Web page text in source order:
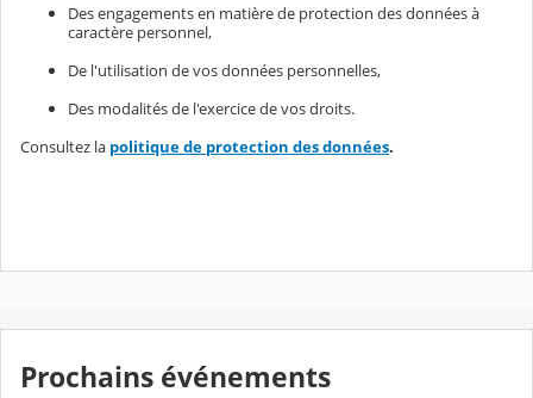
Des engagements en matière de protection des données à
caractère personnel,
De l'utilisation de vos données personnelles,
Des modalités de l'exercice de vos droits.
Consultez la politique de protection des données.
Prochains événements